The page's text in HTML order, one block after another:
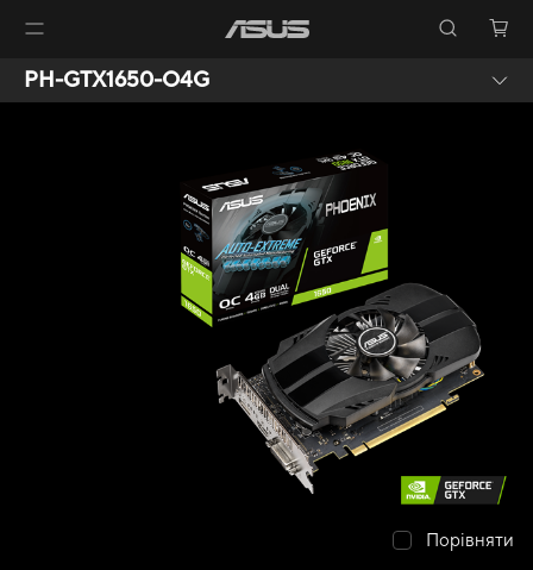
PH-GTX1650-O4G
Порівняти